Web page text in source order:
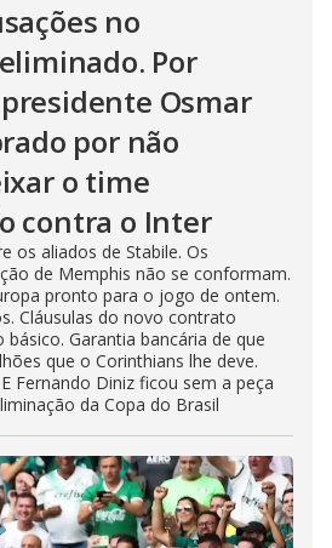
no
Por
Osmar
por não
o time
contra o Inter
os aliados de Stabile. Os
de Memphis não se conformam.
pronto para o jogo de ontem.
Cláusulas do novo contrato
básico. Garantia bancária de que
que o Corinthians lhe deve.
Fernando Diniz ficou sem a peça
da Copa do Brasil